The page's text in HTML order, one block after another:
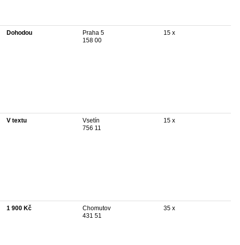
Dohodou
Praha 5
158 00
15 x
V textu
Vsetín
756 11
15 x
1 900 Kč
Chomutov
431 51
35 x